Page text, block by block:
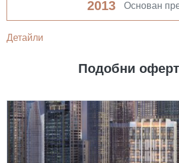
2013 Основан
Детайли
Подобни